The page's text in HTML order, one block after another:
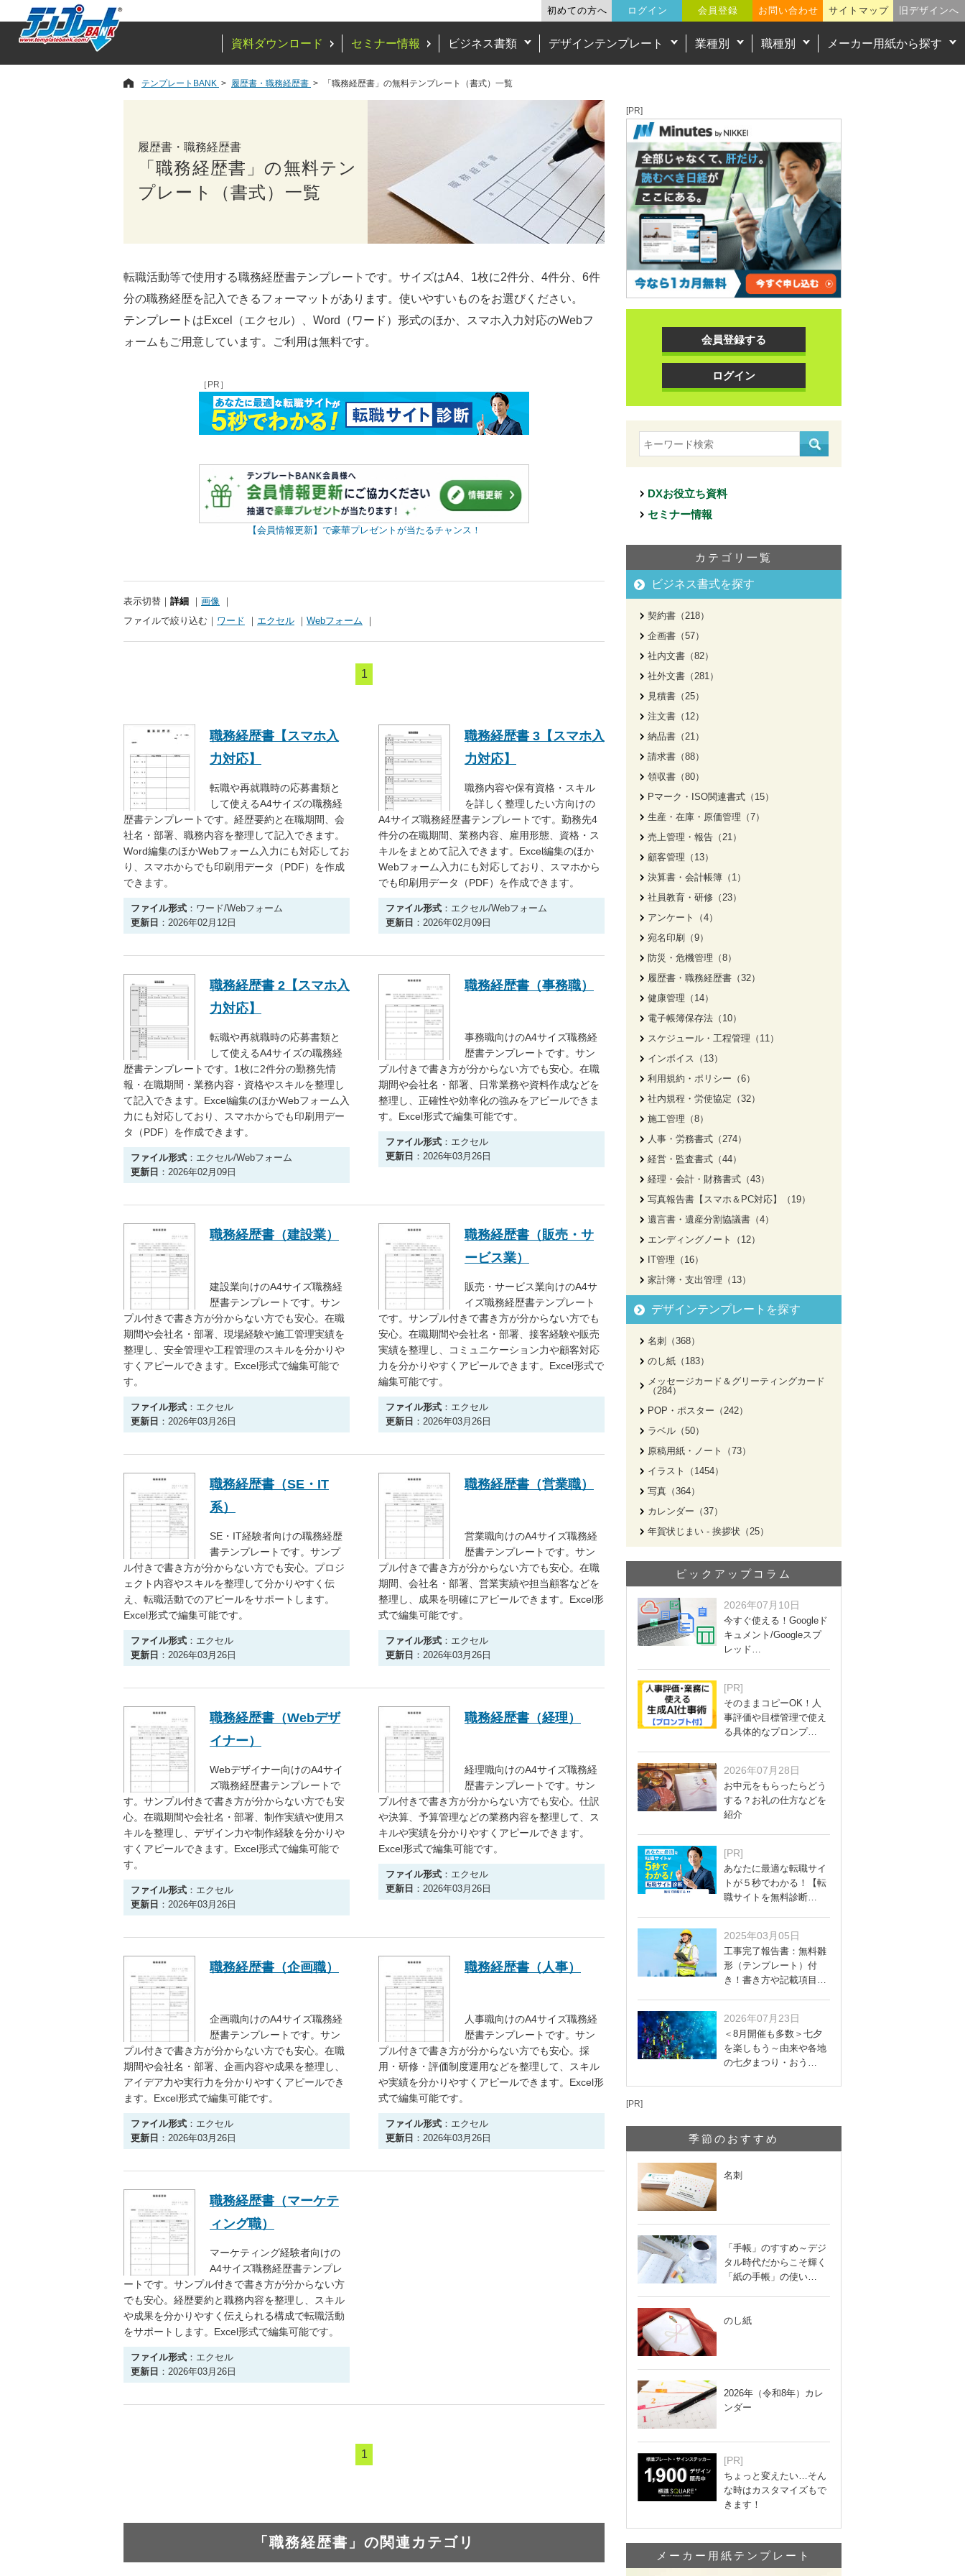
初めての方へ ログイン 会員登録 お問い合わせ サイトマップ 旧デザインへ
資料ダウンロード セミナー情報 ビジネス書類 デザインテンプレート 業種別 職種別 メーカー用紙から探す
テンプレートBANK 履歴書・職務経歴書 「職務経歴書」の無料テンプレート（書式）一覧
履歴書・職務経歴書
「職務経歴書」の無料テン
プレート（書式）一覧
転職活動等で使用する職務経歴書テンプレートです。サイズはA4、1枚に2件分、4件分、6件
分の職務経歴を記入できるフォーマットがあります。使いやすいものをお選びください。
テンプレートはExcel（エクセル）、Word（ワード）形式のほか、スマホ入力対応のWebフ
ォームもご用意しています。ご利用は無料です。
［PR］
【会員情報更新】で豪華プレゼントが当たるチャンス！
表示切替 詳細
画像
ファイルで絞り込む
ワード エクセル Webフォーム
1
職務経歴書【スマホ入
力対応】
転職や再就職時の応募書類と
して使えるA4サイズの職務経
歴書テンプレートです。経歴要約と在職期間、会
社名・部署、職務内容を整理して記入できます。
Word編集のほかWebフォーム入力にも対応してお
り、スマホからでも印刷用データ（PDF）を作成
できます。
ファイル形式 ：ワード/Webフォーム
更新日 ：2026年02月12日
職務経歴書 3【スマホ入
力対応】
職務内容や保有資格・スキル
を詳しく整理したい方向けの
A4サイズ職務経歴書テンプレートです。勤務先4
件分の在職期間、業務内容、雇用形態、資格・ス
キルをまとめて記入できます。Excel編集のほか
Webフォーム入力にも対応しており、スマホから
でも印刷用データ（PDF）を作成できます。
ファイル形式 ：エクセル/Webフォーム
更新日 ：2026年02月09日
職務経歴書 2【スマホ入
力対応】
転職や再就職時の応募書類と
して使えるA4サイズの職務経
歴書テンプレートです。1枚に2件分の勤務先情
報・在職期間・業務内容・資格やスキルを整理し
て記入できます。Excel編集のほかWebフォーム入
力にも対応しており、スマホからでも印刷用デー
タ（PDF）を作成できます。
ファイル形式 ：エクセル/Webフォーム
更新日 ：2026年02月09日
職務経歴書（事務職）
事務職向けのA4サイズ職務経
歴書テンプレートです。サン
プル付きで書き方が分からない方でも安心。在職
期間や会社名・部署、日常業務や資料作成などを
整理し、正確性や効率化の強みをアピールできま
す。Excel形式で編集可能です。
ファイル形式 ：エクセル
更新日 ：2026年03月26日
職務経歴書（建設業）
建設業向けのA4サイズ職務経
歴書テンプレートです。サン
プル付きで書き方が分からない方でも安心。在職
期間や会社名・部署、現場経験や施工管理実績を
整理し、安全管理や工程管理のスキルを分かりや
すくアピールできます。Excel形式で編集可能で
す。
ファイル形式 ：エクセル
更新日 ：2026年03月26日
職務経歴書（販売・サ
ービス業）
販売・サービス業向けのA4サ
イズ職務経歴書テンプレート
です。サンプル付きで書き方が分からない方でも
安心。在職期間や会社名・部署、接客経験や販売
実績を整理し、コミュニケーション力や顧客対応
力を分かりやすくアピールできます。Excel形式で
編集可能です。
ファイル形式 ：エクセル
更新日 ：2026年03月26日
職務経歴書（SE・IT
系）
SE・IT経験者向けの職務経歴
書テンプレートです。サンプ
ル付きで書き方が分からない方でも安心。プロジ
ェクト内容やスキルを整理して分かりやすく伝
え、転職活動でのアピールをサポートします。
Excel形式で編集可能です。
ファイル形式 ：エクセル
更新日 ：2026年03月26日
職務経歴書（営業職）
営業職向けのA4サイズ職務経
歴書テンプレートです。サン
プル付きで書き方が分からない方でも安心。在職
期間、会社名・部署、営業実績や担当顧客などを
整理し、成果を明確にアピールできます。Excel形
式で編集可能です。
ファイル形式 ：エクセル
更新日 ：2026年03月26日
職務経歴書（Webデザ
イナー）
Webデザイナー向けのA4サイ
ズ職務経歴書テンプレートで
す。サンプル付きで書き方が分からない方でも安
心。在職期間や会社名・部署、制作実績や使用ス
キルを整理し、デザイン力や制作経験を分かりや
すくアピールできます。Excel形式で編集可能で
す。
ファイル形式 ：エクセル
更新日 ：2026年03月26日
職務経歴書（経理）
経理職向けのA4サイズ職務経
歴書テンプレートです。サン
プル付きで書き方が分からない方でも安心。仕訳
や決算、予算管理などの業務内容を整理して、ス
キルや実績を分かりやすくアピールできます。
Excel形式で編集可能です。
ファイル形式 ：エクセル
更新日 ：2026年03月26日
職務経歴書（企画職）
企画職向けのA4サイズ職務経
歴書テンプレートです。サン
プル付きで書き方が分からない方でも安心。在職
期間や会社名・部署、企画内容や成果を整理し、
アイデア力や実行力を分かりやすくアピールでき
ます。Excel形式で編集可能です。
ファイル形式 ：エクセル
更新日 ：2026年03月26日
職務経歴書（人事）
人事職向けのA4サイズ職務経
歴書テンプレートです。サン
プル付きで書き方が分からない方でも安心。採
用・研修・評価制度運用などを整理して、スキル
や実績を分かりやすくアピールできます。Excel形
式で編集可能です。
ファイル形式 ：エクセル
更新日 ：2026年03月26日
職務経歴書（マーケテ
ィング職）
マーケティング経験者向けの
A4サイズ職務経歴書テンプレ
ートです。サンプル付きで書き方が分からない方
でも安心。経歴要約と職務内容を整理し、スキル
や成果を分かりやすく伝えられる構成で転職活動
をサポートします。Excel形式で編集可能です。
ファイル形式 ：エクセル
更新日 ：2026年03月26日
1
「職務経歴書」の関連カテゴリ
[PR]
会員登録する
ログイン
DXお役立ち資料
セミナー情報
カテゴリ一覧
ビジネス書式を探す
契約書（218）
企画書（57）
社内文書（82）
社外文書（281）
見積書（25）
注文書（12）
納品書（21）
請求書（88）
領収書（80）
Pマーク・ISO関連書式（15）
生産・在庫・原価管理（7）
売上管理・報告（21）
顧客管理（13）
決算書・会計帳簿（1）
社員教育・研修（23）
アンケート（4）
宛名印刷（9）
防災・危機管理（8）
履歴書・職務経歴書（32）
健康管理（14）
電子帳簿保存法（10）
スケジュール・工程管理（11）
インボイス（13）
利用規約・ポリシー（6）
社内規程・労使協定（32）
施工管理（8）
人事・労務書式（274）
経営・監査書式（44）
経理・会計・財務書式（43）
写真報告書【スマホ＆PC対応】（19）
遺言書・遺産分割協議書（4）
エンディングノート（12）
IT管理（16）
家計簿・支出管理（13）
デザインテンプレートを探す
名刺（368）
のし紙（183）
メッセージカード＆グリーティングカード
（284）
POP・ポスター（242）
ラベル（50）
原稿用紙・ノート（73）
イラスト（1454）
写真（364）
カレンダー（37）
年賀状じまい - 挨拶状（25）
ピックアップコラム
2026年07月10日
今すぐ使える！Googleド
キュメント/Googleスプ
レッド…
[PR]
そのままコピーOK！人
事評価や目標管理で使え
る具体的なプロンプ…
2026年07月28日
お中元をもらったらどう
する？お礼の仕方などを
紹介
[PR]
あなたに最適な転職サイ
トが５秒でわかる！【転
職サイトを無料診断…
2025年03月05日
工事完了報告書：無料雛
形（テンプレート）付
き！書き方や記載項目…
2026年07月23日
＜8月開催も多数＞七夕
を楽しもう～由来や各地
の七夕まつり・おう…
[PR]
季節のおすすめ
名刺
「手帳」のすすめ～デジ
タル時代だからこそ輝く
「紙の手帳」の使い…
のし紙
2026年（令和8年）カレ
ンダー
[PR]
ちょっと変えたい…そん
な時はカスタマイズもで
きます！
メーカー用紙テンプレート